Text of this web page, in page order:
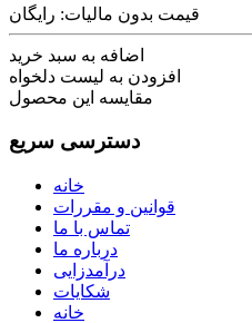
قیمت بدون مالیات: رایگان
اضافه به سبد خرید
افزودن به لیست دلخواه
مقایسه این محصول
دسترسی سریع
خانه
قوانین و مقررات
تماس با ما
درباره ما
درآمدزایی
شکایات
خانه